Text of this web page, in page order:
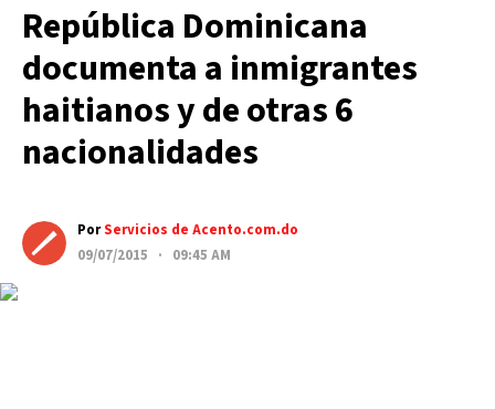
República Dominicana
documenta a inmigrantes
haitianos y de otras 6
nacionalidades
PorServicios de Acento.com.do
09/07/2015 · 09:45 AM